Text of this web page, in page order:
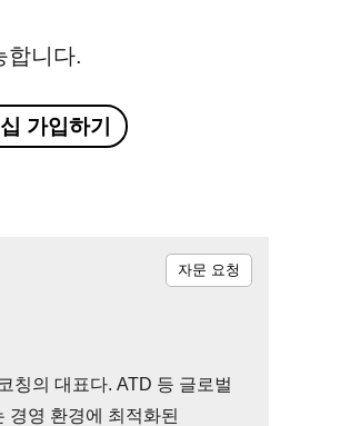
합니다.
가입하기
칭의 대표다. ATD 등 글로벌
경영 환경에 최적화된
자문 요청